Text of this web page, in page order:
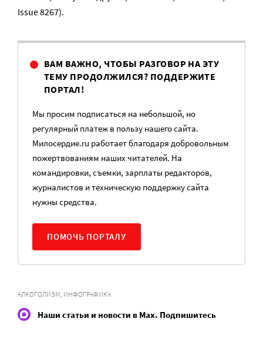
Issue 8267).
ВАМ ВАЖНО, ЧТОБЫ РАЗГОВОР НА ЭТУ
ТЕМУ ПРОДОЛЖИЛСЯ? ПОДДЕРЖИТЕ
ПОРТАЛ!
Мы просим подписаться на небольшой, но
регулярный платеж в пользу нашего сайта.
Милосердие.ru работает благодаря добровольным
пожертвованиям наших читателей. На
командировки, съемки, зарплаты редакторов,
журналистов и техническую поддержку сайта
нужны средства.
ПОМОЧЬ ПОРТАЛУ
АЛКОГОЛИЗМ, ИНФОГРАФИКА
Наши статьи и новости в Max. Подпишитесь